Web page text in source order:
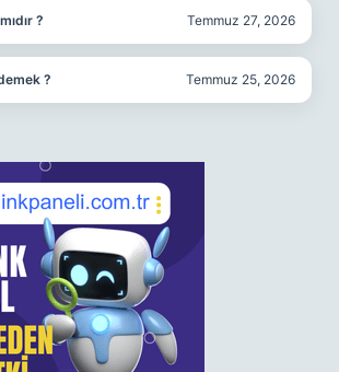
? Temmuz 27, 2026
? Temmuz 25, 2026